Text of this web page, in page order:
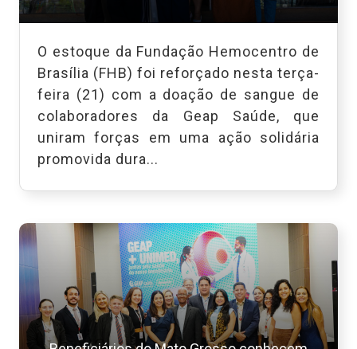
O estoque da Fundação Hemocentro de
Brasília (FHB) foi reforçado nesta terça-
feira (21) com a doação de sangue de
colaboradores da Geap Saúde, que
uniram forças em uma ação solidária
promovida dura...